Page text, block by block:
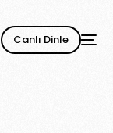
Canlı Dinle